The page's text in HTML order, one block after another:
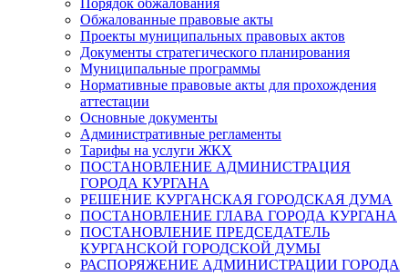
Порядок обжалования
Обжалованные правовые акты
Проекты муниципальных правовых актов
Документы стратегического планирования
Муниципальные программы
Нормативные правовые акты для прохождения
аттестации
Основные документы
Административные регламенты
Тарифы на услуги ЖКХ
ПОСТАНОВЛЕНИЕ АДМИНИСТРАЦИЯ
ГОРОДА КУРГАНА
РЕШЕНИЕ КУРГАНСКАЯ ГОРОДСКАЯ ДУМА
ПОСТАНОВЛЕНИЕ ГЛАВА ГОРОДА КУРГАНА
ПОСТАНОВЛЕНИЕ ПРЕДСЕДАТЕЛЬ
КУРГАНСКОЙ ГОРОДСКОЙ ДУМЫ
РАСПОРЯЖЕНИЕ АДМИНИСТРАЦИИ ГОРОДА